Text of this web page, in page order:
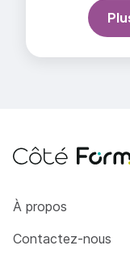
Côté Formations
À propos
Contactez-nous